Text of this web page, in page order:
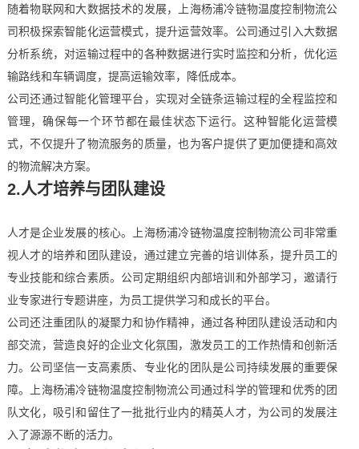
随着物联网和大数据技术的发展，上海杨浦冷链物温度控制物流公
司积极探索智能化运营模式，提升运营效率。公司通过引入大数据
分析系统，对运输过程中的各种数据进行实时监控和分析，优化运
输路线和车辆调度，提高运输效率，降低成本。
公司还通过智能化管理平台，实现对全链条运输过程的全程监控和
管理，确保每一个环节都在最佳状态下运行。这种智能化运营模
式，不仅提升了物流服务的质量，也为客户提供了更加便捷和高效
的物流解决方案。
2.人才培养与团队建设
人才是企业发展的核心。上海杨浦冷链物温度控制物流公司非常重
视人才的培养和团队建设，通过建立完善的培训体系，提升员工的
专业技能和综合素质。公司定期组织内部培训和外部学习，邀请行
业专家进行专题讲座，为员工提供学习和成长的平台。
公司还注重团队的凝聚力和协作精神，通过各种团队建设活动和内
部交流，营造良好的企业文化氛围，激发员工的工作热情和创新活
力。公司坚信一支高素质、专业化的团队是公司持续发展的重要保
障。上海杨浦冷链物温度控制物流公司通过科学的管理和优秀的团
队文化，吸引和留住了一批批行业内的精英人才，为公司的发展注
入了源源不断的活力。